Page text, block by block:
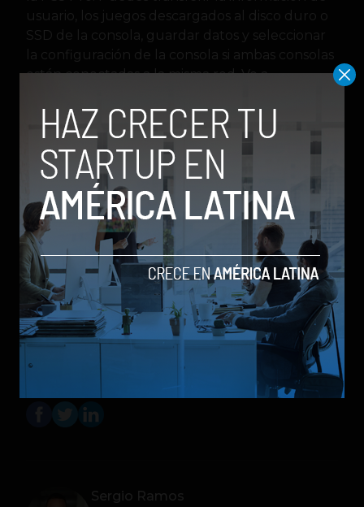
usuario, los juegos descargados al disco duro o
SSD de la consola, guardar datos y seleccionar
la configuración de la consola si ambas consolas
están conectadas a la misma red. Ve a
selecciona Transferencia de datos > Continuar y
sigue las instrucciones en pantalla.
Los jugadores también pueden habilitar el uso
compartido de consola y juego offline y
sincronizar accesorios actuales como controles
DualSense, DualSense Edge, auriculares Pulse
Elite, Pulse Explore y PlayStation Portal con la
PS5 Pro.
La PS5 Pro tiene un precio de $699.99 dólares o
799€ en mercados principales.
Sergio Ramos